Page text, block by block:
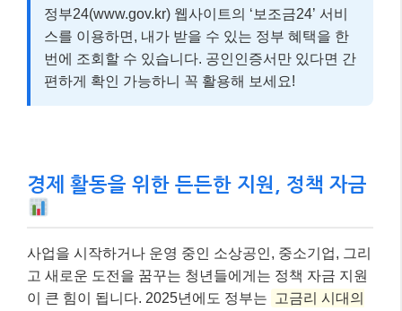
정부24(www.gov.kr) 웹사이트의 ‘보조금24’ 서비
스를 이용하면, 내가 받을 수 있는 정부 혜택을 한
번에 조회할 수 있습니다. 공인인증서만 있다면 간
편하게 확인 가능하니 꼭 활용해 보세요!
경제 활동을 위한 든든한 지원, 정책 자금
사업을 시작하거나 운영 중인 소상공인, 중소기업, 그리
고 새로운 도전을 꿈꾸는 청년들에게는 정책 자금 지원
이 큰 힘이 됩니다. 2025년에도 정부는
고금리 시대의